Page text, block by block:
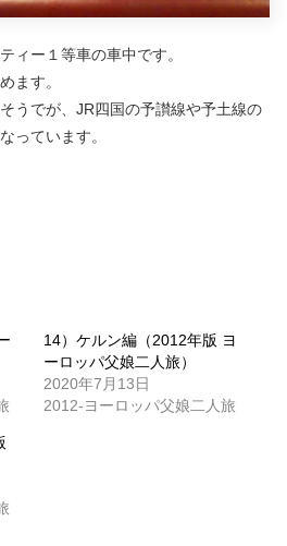
ィー１等車の車中です。
ます。
うでが、JR四国の予讃線や予土線の
っています。
14）ケルン編（2012年版 ヨ
ーロッパ父娘二人旅）
2020年7月13日
2012-ヨーロッパ父娘二人旅